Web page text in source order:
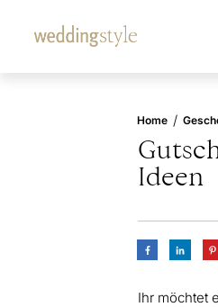
Home /
Ideen
Ihr möchtet